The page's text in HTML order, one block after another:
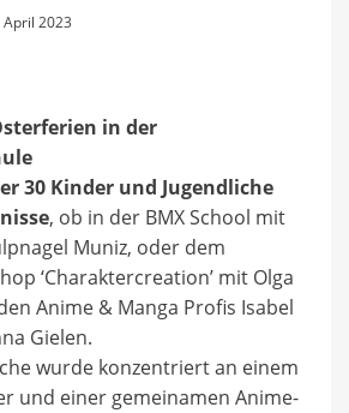
April 2023
in der
30 Kinder und Jugendliche
, ob in der BMX School mit
Muniz, oder dem
‘Charaktercreation’ mit Olga
Anime & Manga Profis Isabel
Gielen.
wurde konzentriert an einem
und einer gemeinamen Anime-